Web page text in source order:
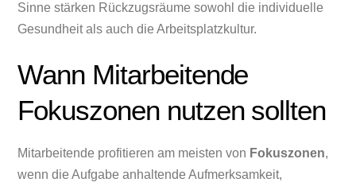
Sinne stärken Rückzugsräume sowohl die individuelle
Gesundheit als auch die Arbeitsplatzkultur.
Wann Mitarbeitende
Fokuszonen nutzen sollten
Mitarbeitende profitieren am meisten von Fokuszonen,
wenn die Aufgabe anhaltende Aufmerksamkeit,